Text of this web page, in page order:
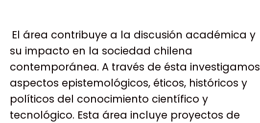
El área contribuye a la discusión académica y
su impacto en la sociedad chilena
contemporánea. A través de ésta investigamos
aspectos epistemológicos, éticos, históricos y
políticos del conocimiento científico y
tecnológico. Esta área incluye proyectos de